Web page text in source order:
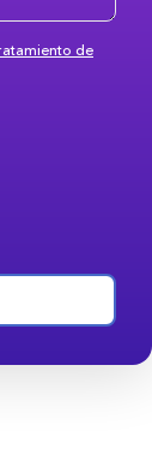
de